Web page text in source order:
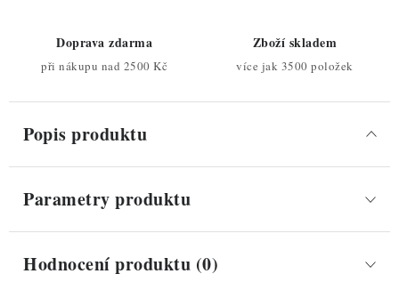
Doprava zdarma
při nákupu nad 2500 Kč
Zboží skladem
více jak 3500 položek
Popis produktu
Parametry produktu
Hodnocení produktu (0)